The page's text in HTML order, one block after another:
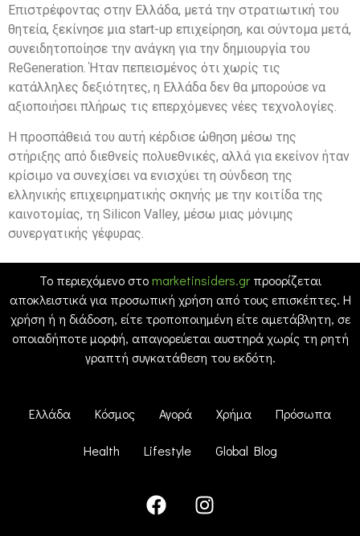
Επιστρέφοντας στην Ελλάδα, μετά την στρατιωτική του
θητεία, ξεκίνησε μια start-up επιχείρηση, και σύντομα μετά,
συνειδητοποίησε την ανάγκη για την δημιουργία του
ReGeneration. Ήταν πεπεισμένος ότι χωρίς τις
κατάλληλες δεξιότητες, η Ελλάδα δεν θα μπορούσε να
αξιοποιήσει πλήρως τις επερχόμενες νέες τεχνολογίες.
Η προσπάθειά του αυτή κέρδισε ώθηση μέσω της
στήριξης από διεθνείς πολυεθνικές, αλλά για εκείνον ήταν
κρίσιμο να συνεχίσει να ενισχύει τη σύνδεση της
ελληνικής επιχειρηματικής σκηνής με την κοιτίδα της
καινοτομίας, τη Silicon Valley, μέσω μιας μόνιμης
συνεργατικής γέφυρας.
Το περιεχόμενο στοmarketinsiders.grπροορίζεται
αποκλειστικά για προσωπική χρήση από τους επισκέπτες. Η
χρήση ή η διάδοση, είτε τροποποιημένη είτε αμετάβλητη, σε
οποιαδήποτε μορφή, απαγορεύεται αυστηρά χωρίς τη ρητή
γραπτή συγκατάθεση του εκδότη.
Ελλάδα Κόσμος Αγορά Χρήμα Πρόσωπα
Health Lifestyle Global Blog